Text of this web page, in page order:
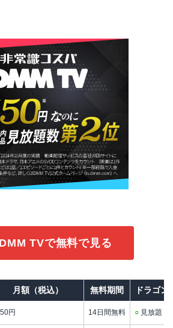
TVで無料で見る
月額（税込） 無料期間 ドラゴン
円 14日間無料 ○ 見放題